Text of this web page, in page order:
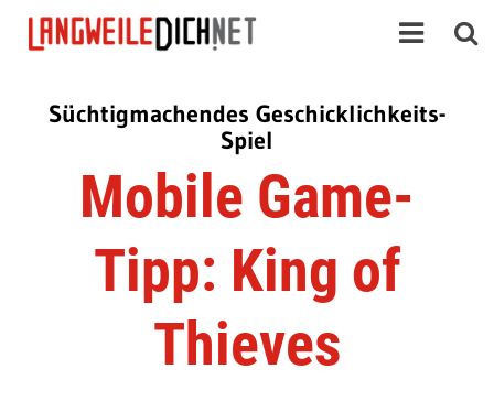
Süchtigmachendes Geschicklichkeits-
Spiel
Mobile Game-
Tipp: King of
Thieves